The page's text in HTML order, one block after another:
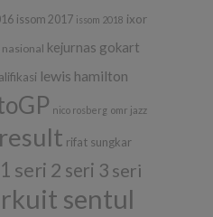
issom 2017 issom 2018 ixor
kejurnas gokart
lewis hamilton
nico rosberg omr jazz
result rifat sungkar
seri 2 seri 3 seri
sentul